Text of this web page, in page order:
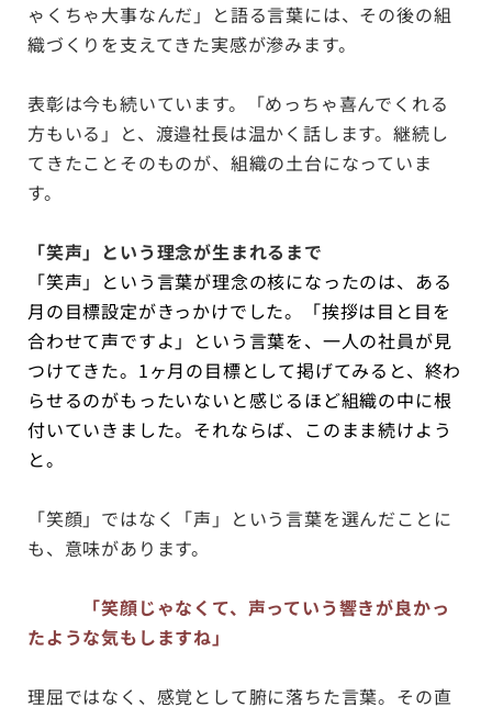
ゃくちゃ大事なんだ」と語る言葉には、その後の組
織づくりを支えてきた実感が滲みます。
表彰は今も続いています。「めっちゃ喜んでくれる
方もいる」と、渡邉社長は温かく話します。継続し
てきたことそのものが、組織の土台になっていま
す。
「笑声」という理念が生まれるまで
「笑声」という言葉が理念の核になったのは、ある
月の目標設定がきっかけでした。「挨拶は目と目を
合わせて声ですよ」という言葉を、一人の社員が見
つけてきた。1ヶ月の目標として掲げてみると、終わ
らせるのがもったいないと感じるほど組織の中に根
付いていきました。それならば、このまま続けよう
と。
「笑顔」ではなく「声」という言葉を選んだことに
も、意味があります。
「笑顔じゃなくて、声っていう響きが良かっ
たような気もしますね」
理屈ではなく、感覚として腑に落ちた言葉。その直